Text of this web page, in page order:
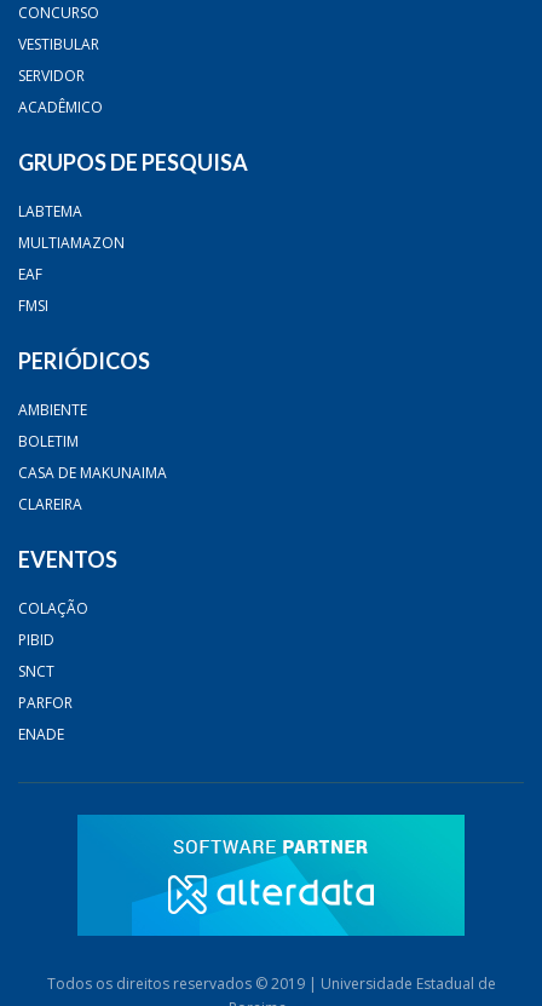
CONCURSO
VESTIBULAR
SERVIDOR
ACADÊMICO
GRUPOS DE PESQUISA
LABTEMA
MULTIAMAZON
EAF
FMSI
PERIÓDICOS
AMBIENTE
BOLETIM
CASA DE MAKUNAIMA
CLAREIRA
EVENTOS
COLAÇÃO
PIBID
SNCT
PARFOR
ENADE
Todos os direitos reservados © 2019 | Universidade Estadual de